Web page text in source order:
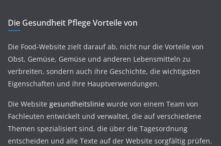
Die Gesundheit Pflege Vorteile von
Die Food-Website zielt darauf ab, nicht nur die Vorteile von
Obst, Gemüse, Gemüse und anderen Lebensmitteln zu
verbreiten, sondern auch ihre Geschichte, die wichtigsten
Eigenschaften und ihre Hauptverwendungen.
Die Website gesundheitslinie wurde von einem Team von
Fachleuten entwickelt und verwaltet, die auf verschiedene
Themen spezialisiert sind, die über die Tagesordnung
entscheiden und alle Texte auf der Website sorgfältig prüfen.